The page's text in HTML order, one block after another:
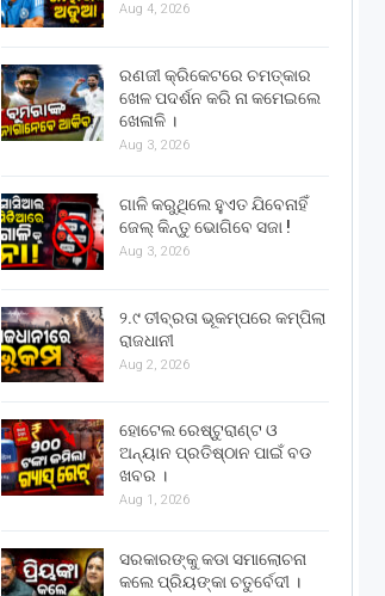
Aug 4, 2026
ରଣଜୀ କ୍ରିକେଟରେ ଚମତ୍କାର
ଖେଳ ପଦର୍ଶନ କରି ନା କମେଇଲେ
ଖେଳାଳି ।
Aug 3, 2026
ଗାଳି କରୁଥିଲେ ହୁଏତ ଯିବେନାହିଁ
ଜେଲ୍ କିନ୍ତୁ ଭୋଗିବେ ସଜା !
Aug 3, 2026
୨.୯ ତୀବ୍ରତା ଭୂକମ୍ପରେ କମ୍ପିଲା
ରାଜଧାନୀ
Aug 2, 2026
ହୋଟେଲ ରେଷ୍ଟୁରାଣ୍ଟ ଓ
ଅନ୍ୟାନ ପ୍ରତିଷ୍ଠାନ ପାଇଁ ବଡ
ଖବର ।
Aug 1, 2026
ସରକାରଙ୍କୁ କଡା ସମାଲୋଚନା
କଲେ ପ୍ରିୟଙ୍କା ଚତୁର୍ବେଦୀ ।